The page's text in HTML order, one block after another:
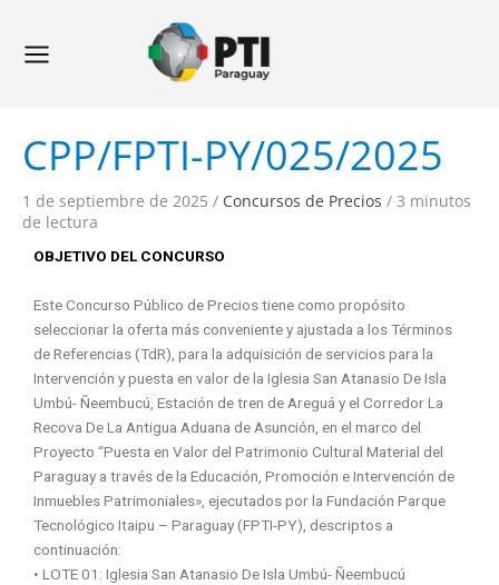
contenido
Menu
CPP/FPTI-PY/025/2025
1 de septiembre de 2025 / Concursos de Precios / 3 minutos
de lectura
OBJETIVO DEL CONCURSO
Este Concurso Público de Precios tiene como propósito
seleccionar la oferta más conveniente y ajustada a los Términos
de Referencias (TdR), para la adquisición de servicios para la
Intervención y puesta en valor de la Iglesia San Atanasio De Isla
Umbú- Ñeembucú, Estación de tren de Areguá y el Corredor La
Recova De La Antigua Aduana de Asunción, en el marco del
Proyecto “Puesta en Valor del Patrimonio Cultural Material del
Paraguay a través de la Educación, Promoción e Intervención de
Inmuebles Patrimoniales», ejecutados por la Fundación Parque
Tecnológico Itaipu – Paraguay (FPTI-PY), descriptos a
continuación:
• LOTE 01: Iglesia San Atanasio De Isla Umbú- Ñeembucú
entradas